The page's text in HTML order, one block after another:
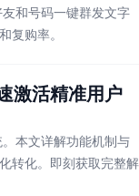
和号码一键群发文字
复购率。
激活精准用户
本文详解功能机制与
转化。即刻获取完整解